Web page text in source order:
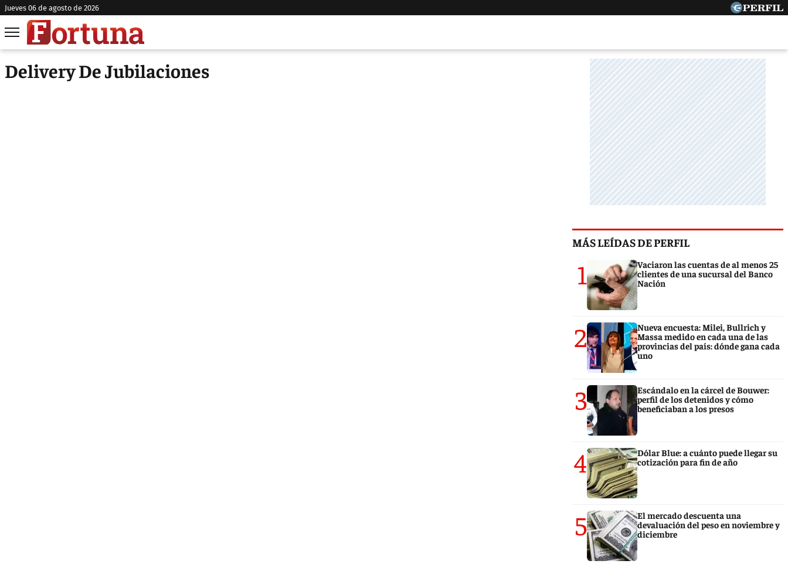
jueves 06 de agosto de 2026
Delivery De Jubilaciones
MÁS LEÍDAS DE PERFIL
1
Vaciaron las cuentas de al menos 25
clientes de una sucursal del Banco
Nación
2
Nueva encuesta: Milei, Bullrich y
Massa medido en cada una de las
provincias del país: dónde gana cada
uno
3
Escándalo en la cárcel de Bouwer:
perfil de los detenidos y cómo
beneficiaban a los presos
4
Dólar Blue: a cuánto puede llegar su
cotización para fin de año
5
El mercado descuenta una
devaluación del peso en noviembre y
diciembre